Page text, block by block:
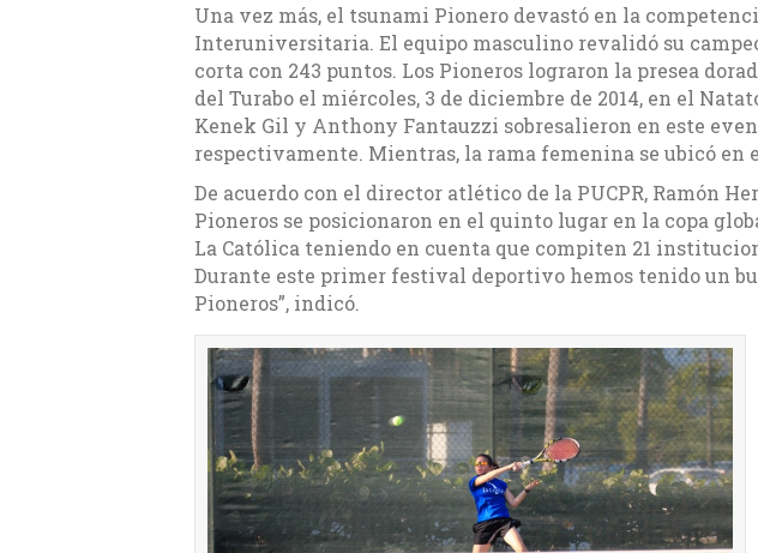
Una vez más, el tsunami Pionero devastó en la
Interuniversitaria. El equipo masculino revalidó su
corta con 243 puntos. Los Pioneros lograron la presea
del Turabo el miércoles, 3 de diciembre de 2014, en el
Kenek Gil y Anthony Fantauzzi sobresalieron en este
respectivamente. Mientras, la rama femenina se ubicó en
De acuerdo con el director atlético de la PUCPR, Ramón
Pioneros se posicionaron en el quinto lugar en la copa
La Católica teniendo en cuenta que compiten 21
Durante este primer festival deportivo hemos tenido un
Pioneros”, indicó.